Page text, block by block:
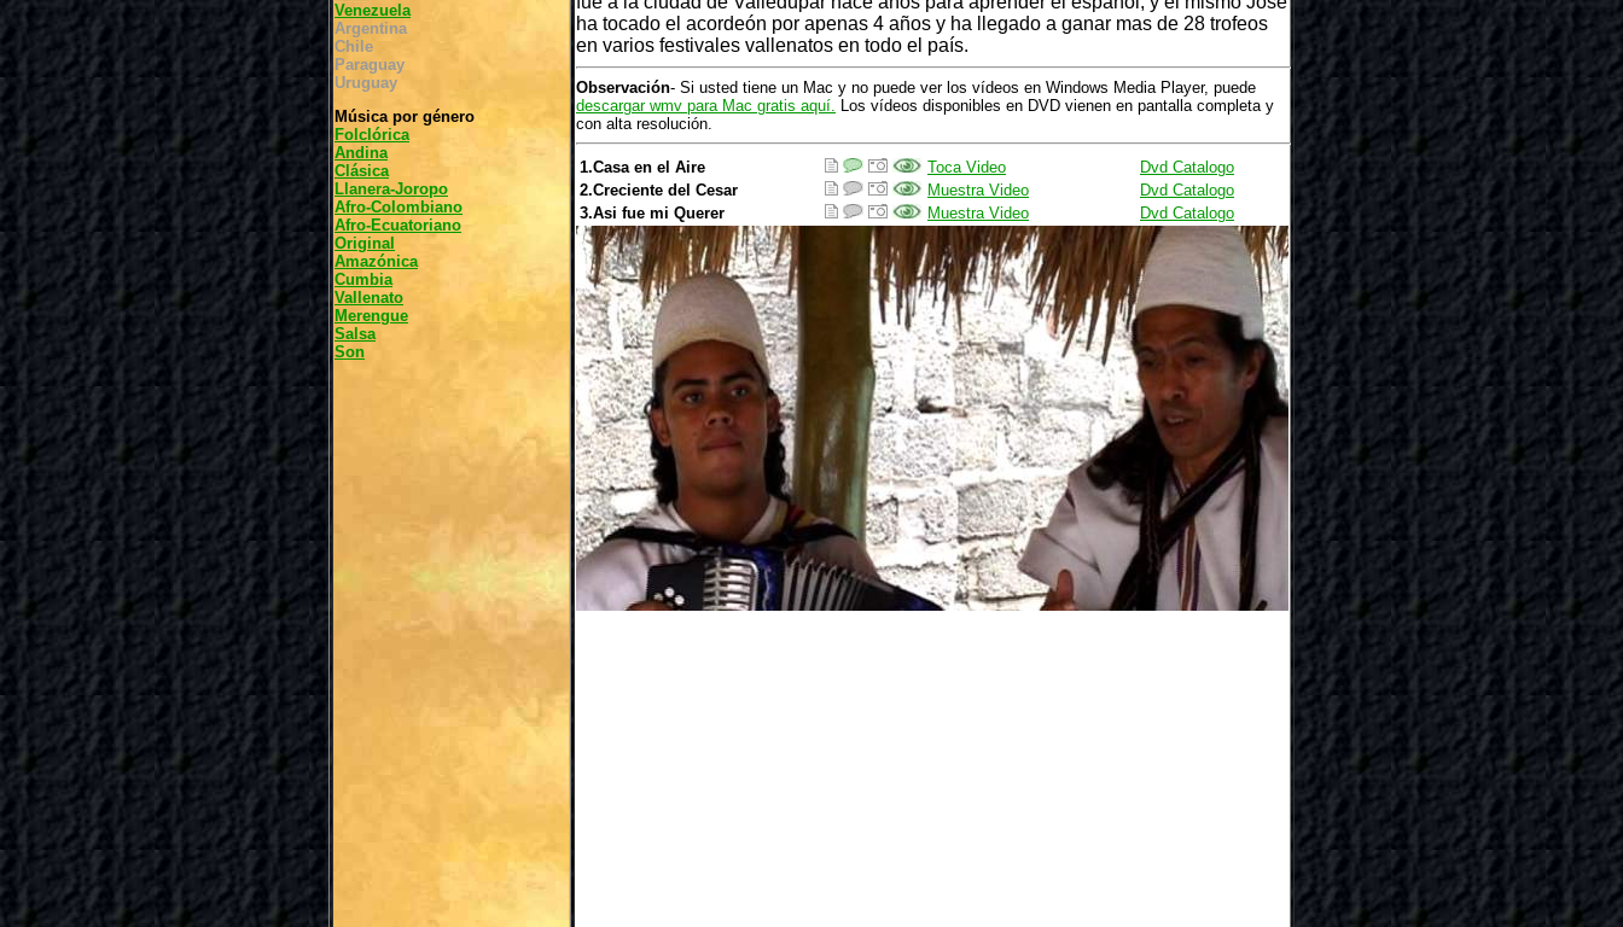
Venezuela
Argentina
Chile
Paraguay
Uruguay
Música por género
Folclórica
Andina
Clásica
Llanera-Joropo
Afro-Colombiano
Afro-Ecuatoriano
Original
Amazónica
Cumbia
Vallenato
Merengue
Salsa
Son
ha tocado el acordeón por apenas 4 años y ha llegado a ganar mas de 28 trofeos
en varios festivales vallenatos en todo el país.
Observación- Si usted tiene un Mac y no puede ver los vídeos en Windows Media Player, puede
descargar wmv para Mac gratis aquí. Los vídeos disponibles en DVD vienen en pantalla completa y
con alta resolución.
1.Casa en el Aire Toca Video
Dvd Catalogo
2.Creciente del Cesar
Muestra Video
Dvd Catalogo
3.Asi fue mi Querer
Muestra Video Dvd Catalogo